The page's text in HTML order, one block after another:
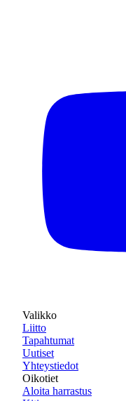
Valikko
Liitto
Tapahtumat
Uutiset
Yhteystiedot
Oikotiet
Aloita harrastus